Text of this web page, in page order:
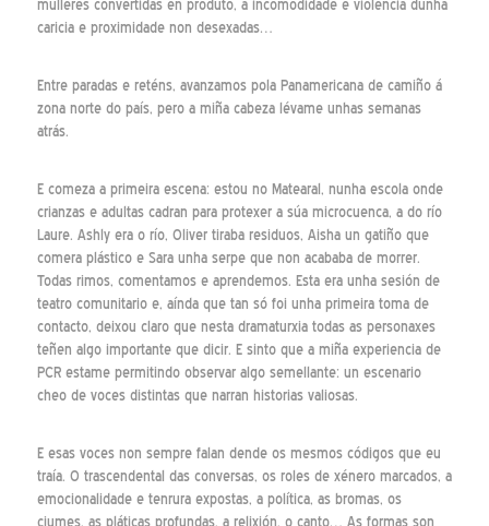
mulleres convertidas en produto, a incomodidade e violencia dunha
caricia e proximidade non desexadas…
Entre paradas e reténs, avanzamos pola Panamericana de camiño á
zona norte do país, pero a miña cabeza lévame unhas semanas
atrás.
E comeza a primeira escena: estou no Matearal, nunha escola onde
crianzas e adultas cadran para protexer a súa microcuenca, a do río
Laure. Ashly era o río, Oliver tiraba residuos, Aisha un gatiño que
comera plástico e Sara unha serpe que non acababa de morrer.
Todas rimos, comentamos e aprendemos. Esta era unha sesión de
teatro comunitario e, aínda que tan só foi unha primeira toma de
contacto, deixou claro que nesta dramaturxia todas as personaxes
teñen algo importante que dicir. E sinto que a miña experiencia de
PCR estame permitindo observar algo semellante: un escenario
cheo de voces distintas que narran historias valiosas.
E esas voces non sempre falan dende os mesmos códigos que eu
traía. O trascendental das conversas, os roles de xénero marcados, a
emocionalidade e tenrura expostas, a política, as bromas, os
ciumes, as pláticas profundas, a relixión, o canto… As formas son